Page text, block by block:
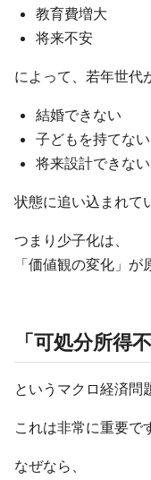
教育費増大
将来不安
によって、若年世代
結婚できない
子どもを持てない
将来設計できない
状態に追い込まれて
つまり少子化は、
「価値観の変化」が
「可処分所得
というマクロ経済問
これは非常に重要で
なぜなら、